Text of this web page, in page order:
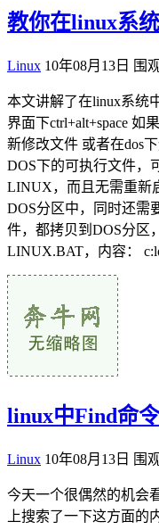
教你在linux系
Linux 10年08月13日 围
本文讲解了在linux系统
界面下ctrl+alt+space 如
新修改文件 或者在dos
DOS下的可执行文件，
LINUX，而且无需重新
DOS分区中，同时还需
件，都拷贝到DOS分区
LINUX.BAT，内容：
linux中Find命
Linux 10年08月13日 围
今天一个很偶然的机会
上搜索了一下这方面的